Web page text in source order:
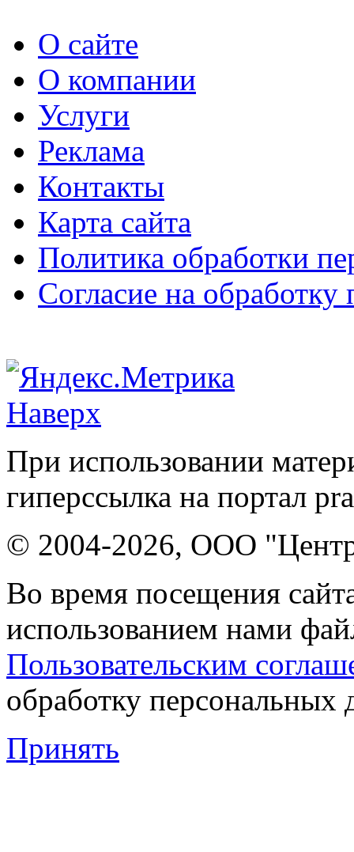
О сайте
О компании
Услуги
Реклама
Контакты
Карта сайта
Политика обработки
Согласие на
Наверх
При использовании
гиперссылка на портал
© 2004-2026, ООО "Центр
Во время посещения
использованием нами
Пользовательским
обработку персональных
Принять